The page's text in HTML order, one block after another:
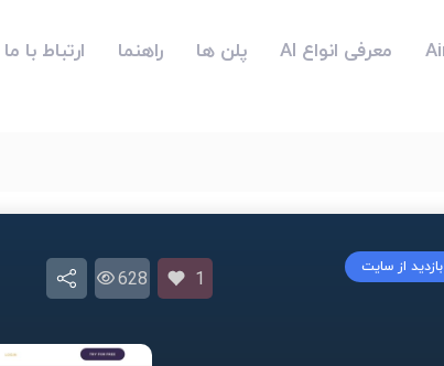
معرفی انواع AI پلن ها راهنما ارتباط با ما
بازدید از سایت
1
628